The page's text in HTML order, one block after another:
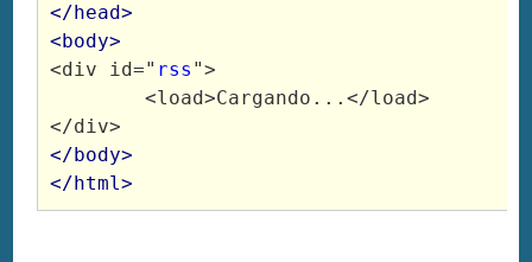
</head>
<body>
<div id=" rss ">
	<load>Cargando...</load>
</div>
</body>
</html>